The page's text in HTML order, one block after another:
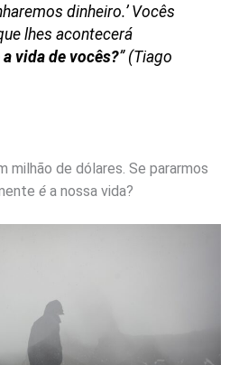
dinheiro.’ Vocês
lhes acontecerá
a vida de vocês?” (Tiago
milhão de dólares. Se pararmos
é a nossa vida?